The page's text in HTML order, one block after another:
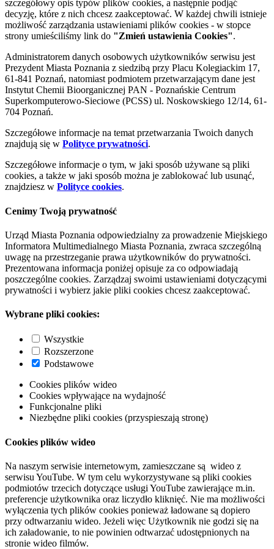
szczegółowy opis typów plików cookies, a następnie podjąć
decyzję, które z nich chcesz zaakceptować. W każdej chwili istnieje
możliwość zarządzania ustawieniami plików cookies - w stopce
strony umieściliśmy link do "Zmień ustawienia Cookies".
Administratorem danych osobowych użytkowników serwisu jest
Prezydent Miasta Poznania z siedzibą przy Placu Kolegiackim 17,
61-841 Poznań, natomiast podmiotem przetwarzającym dane jest
Instytut Chemii Bioorganicznej PAN - Poznańskie Centrum
Superkomputerowo-Sieciowe (PCSS) ul. Noskowskiego 12/14, 61-
704 Poznań.
Szczegółowe informacje na temat przetwarzania Twoich danych
znajdują się w Polityce prywatności.
Szczegółowe informacje o tym, w jaki sposób używane są pliki
cookies, a także w jaki sposób można je zablokować lub usunąć,
znajdziesz w Polityce cookies.
Cenimy Twoją prywatność
Urząd Miasta Poznania odpowiedzialny za prowadzenie Miejskiego
Informatora Multimedialnego Miasta Poznania, zwraca szczególną
uwagę na przestrzeganie prawa użytkowników do prywatności.
Prezentowana informacja poniżej opisuje za co odpowiadają
poszczególne cookies. Zarządzaj swoimi ustawieniami dotyczącymi
prywatności i wybierz jakie pliki cookies chcesz zaakceptować.
Wybrane pliki cookies:
Wszystkie
Rozszerzone
Podstawowe
Cookies plików wideo
Cookies wpływające na wydajność
Funkcjonalne pliki
Niezbędne pliki cookies (przyspieszają stronę)
Cookies plików wideo
Na naszym serwisie internetowym, zamieszczane są wideo z
serwisu YouTube. W tym celu wykorzystywane są pliki cookies
podmiotów trzecich dotyczące usługi YouTube zawierające m.in.
preferencje użytkownika oraz liczydło kliknięć. Nie ma możliwości
wyłączenia tych plików cookies ponieważ ładowane są dopiero
przy odtwarzaniu wideo. Jeżeli więc Użytkownik nie godzi się na
ich załadowanie, to nie powinien odtwarzać udostępnionych na
stronie wideo filmów.